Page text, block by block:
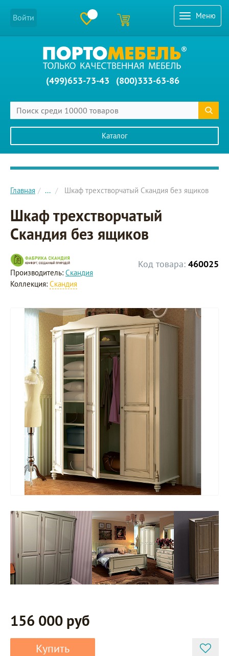
Меню
Войти
(499)653-73-43 (800)333-63-86
Каталог
Главное меню сайта
Главная ... Шкаф трехстворчатый Скандия без ящиков
Шкаф трехстворчатый
Скандия без ящиков
Код товара: 460025
Производитель: Скандия
Коллекция: Скандия
156 000 руб
Купить